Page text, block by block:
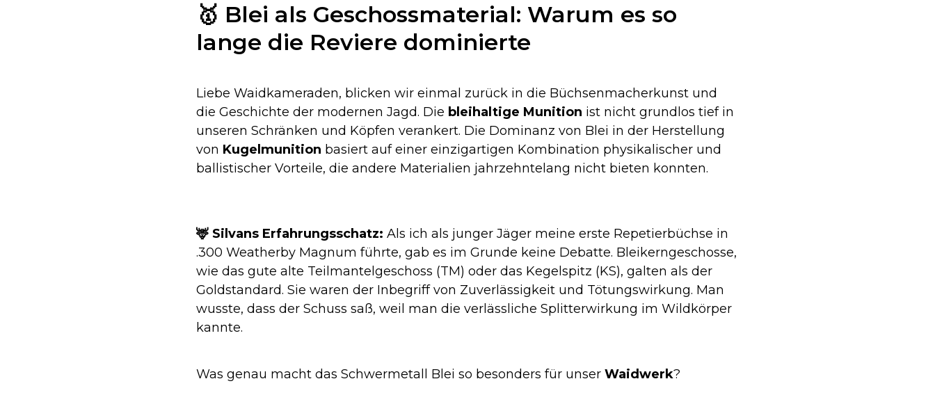
🥇 Blei als Geschossmaterial: Warum es so
lange die Reviere dominierte
Liebe Waidkameraden, blicken wir einmal zurück in die Büchsenmacherkunst und
die Geschichte der modernen Jagd. Die bleihaltige Munition ist nicht grundlos tief in
unseren Schränken und Köpfen verankert. Die Dominanz von Blei in der Herstellung
von Kugelmunition basiert auf einer einzigartigen Kombination physikalischer und
ballistischer Vorteile, die andere Materialien jahrzehntelang nicht bieten konnten.
🦌 Silvans Erfahrungsschatz: Als ich als junger Jäger meine erste Repetierbüchse in
.300 Weatherby Magnum führte, gab es im Grunde keine Debatte. Bleikerngeschosse,
wie das gute alte Teilmantelgeschoss (TM) oder das Kegelspitz (KS), galten als der
Goldstandard. Sie waren der Inbegriff von Zuverlässigkeit und Tötungswirkung. Man
wusste, dass der Schuss saß, weil man die verlässliche Splitterwirkung im Wildkörper
kannte.
Was genau macht das Schwermetall Blei so besonders für unser Waidwerk?